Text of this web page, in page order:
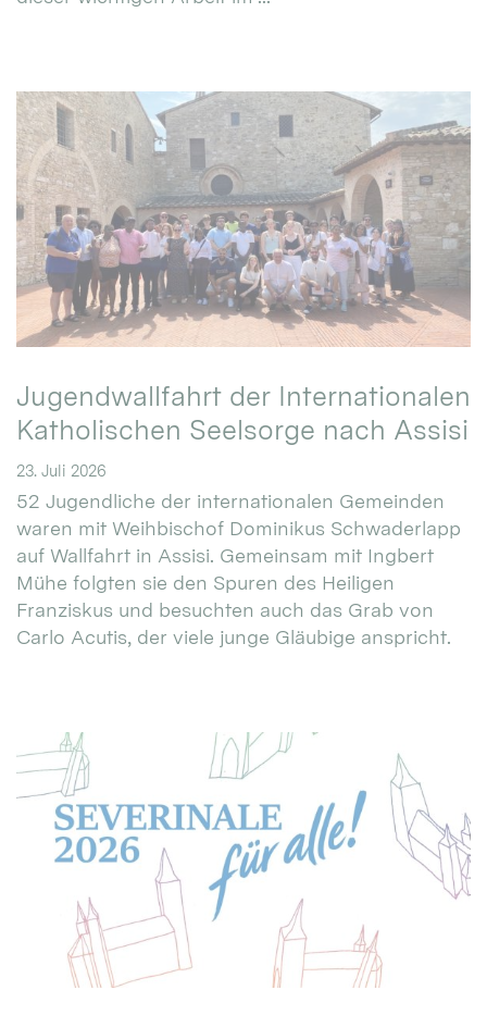
Jugendwallfahrt der Internationalen
Katholischen Seelsorge nach Assisi
23. Juli 2026
52 Jugendliche der internationalen Gemeinden
waren mit Weihbischof Dominikus Schwaderlapp
auf Wallfahrt in Assisi. Gemeinsam mit Ingbert
Mühe folgten sie den Spuren des Heiligen
Franziskus und besuchten auch das Grab von
Carlo Acutis, der viele junge Gläubige anspricht.